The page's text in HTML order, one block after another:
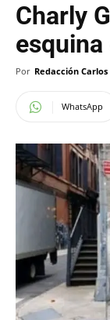
Charly
esquina
Por Redacción Carlos
WhatsApp